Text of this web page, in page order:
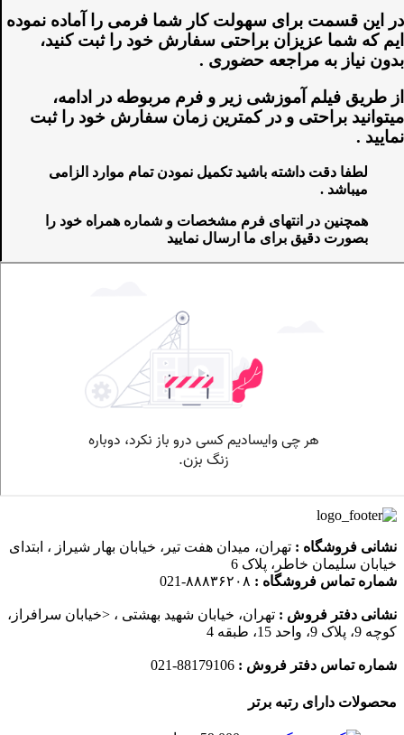
در این قسمت برای سهولت کار شما فرمی را آماده نموده
ایم که شما عزیزان براحتی سفارش خود را ثبت کنید،
بدون نیاز به مراجعه حضوری .
از طریق فیلم آموزشی زیر و فرم مربوطه در ادامه،
میتوانید براحتی و در کمترین زمان سفارش خود را ثبت
نمایید .
لطفا دقت داشته باشید تکمیل نمودن تمام موارد الزامی
میباشد .
همچنین در انتهای فرم مشخصات و شماره همراه خود را
بصورت دقیق برای ما ارسال نمایید
نشانی فروشگاه : تهران، میدان هفت تیر، خیابان بهار شیراز ، ابتدای
خیابان سلیمان خاطر، پلاک 6
شماره تماس فروشگاه :
نشانی دفتر فروش : تهران، خیابان شهید بهشتی ، <خیابان سرافراز،
کوچه 9، پلاک 9، واحد 15، طبقه 4
شماره تماس دفتر فروش :
محصولات دارای رتبه برتر